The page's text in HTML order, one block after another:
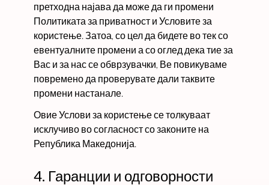
претходна најава да може да ги промени
Политиката за приватност и Условите за
користење. Затоа, со цел да бидете во тек со
евентуалните промени а со оглед дека тие за
Вас и за нас се обврзувачки, Ве повикуваме
повремено да проверувате дали таквите
промени настанале.
Овие Услови за користење се толкуваат
исклучиво во согласност со законите на
Република Македонија.
4. Гаранции и одговорности